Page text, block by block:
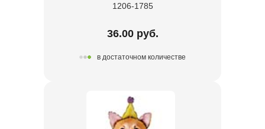
1206-1785
36.00 руб.
в достаточном количестве